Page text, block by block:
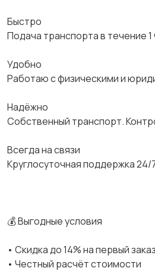
Быстро
Подача транспорта в течение
Удобно
Работаю с физическими и
Надёжно
Собственный транспорт.
Всегда на связи
Круглосуточная поддержка 24/
💰 Выгодные условия
• Скидка до 14% на первый
• Честный расчёт стоимости